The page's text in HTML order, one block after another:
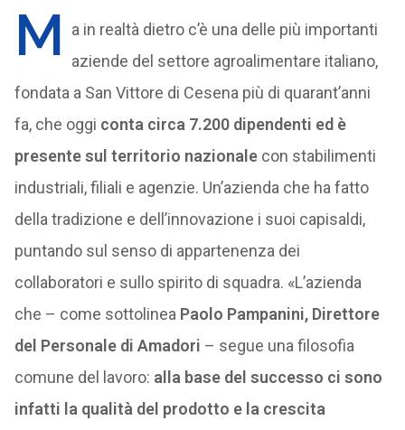
M
a in realtà dietro c’è una delle più importanti
aziende del settore agroalimentare italiano,
fondata a San Vittore di Cesena più di quarant’anni
fa, che oggi conta circa 7.200 dipendenti ed è
presente sul territorio nazionalecon stabilimenti
industriali, filiali e agenzie. Un’azienda che ha fatto
della tradizione e dell’innovazione i suoi capisaldi,
puntando sul senso di appartenenza dei
collaboratori e sullo spirito di squadra. «L’azienda
che – come sottolinea Paolo Pampanini, Direttore
del Personale di Amadori – segue una filosofia
comune del lavoro: alla base del successo ci sono
infatti la qualità del prodotto e la crescita